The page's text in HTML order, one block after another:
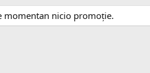
momentan nicio promoţie.